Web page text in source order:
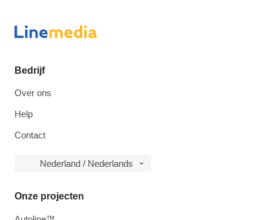
Bedrijf
Over ons
Help
Contact
Nederland / Nederlands
Onze projecten